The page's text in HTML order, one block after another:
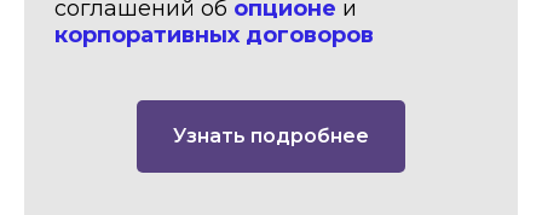
соглашений об опционе и
корпоративных договоров
Узнать подробнее